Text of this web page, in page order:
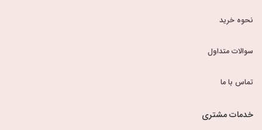
نحوه خرید
سوالات متداول
تماس با ما
خدمات مشتری